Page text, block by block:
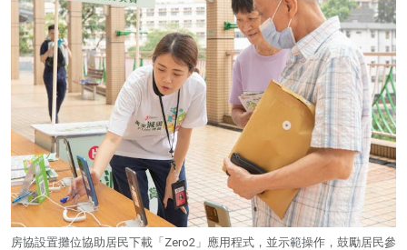
房協設置攤位協助居民下載「Zero2」應用程式，並示範操作，鼓勵居民參